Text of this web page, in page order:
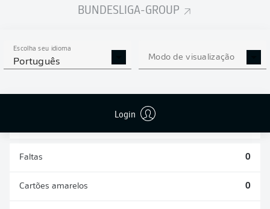
BUNDESLIGA-GROUP
Escolha seu idioma
Português Modo de visualização
Login
ESTATÍSTICAS DA
TEMPORADA 2025/2026
Faltas 0
Cartões amarelos 0